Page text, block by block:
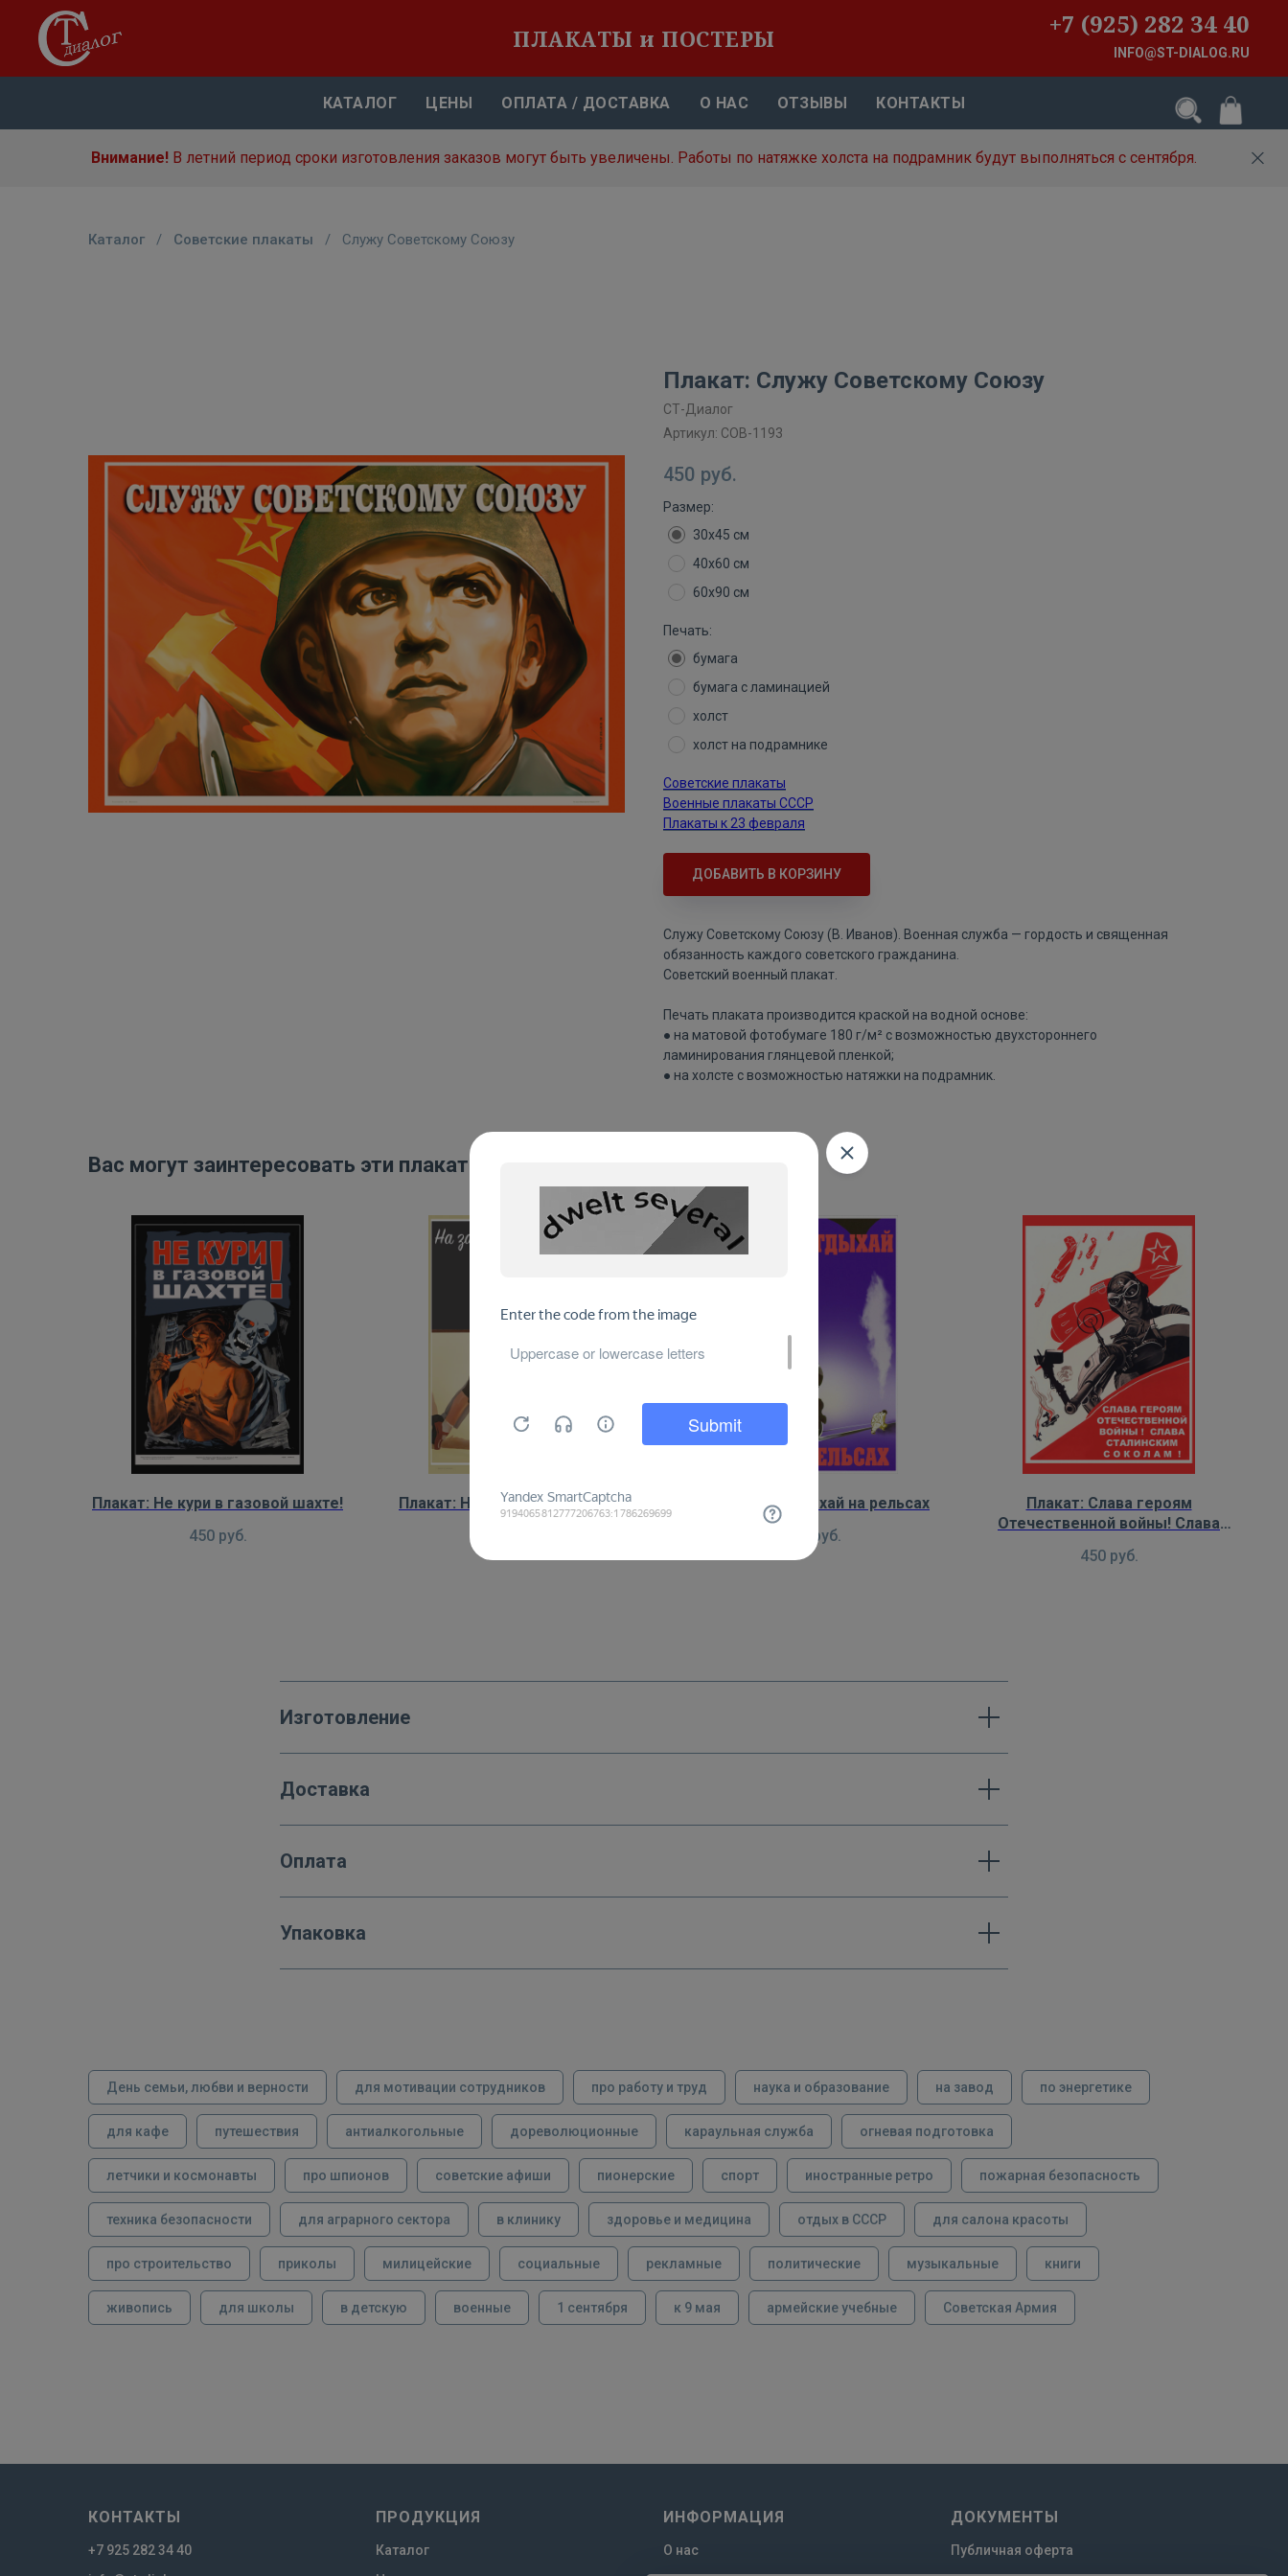
ПЛАКАТЫ и ПОСТЕРЫ +7 (925) 282 34 40
INFO@ST-DIALOG.RU
КАТАЛОГ ЦЕНЫ ОПЛАТА / ДОСТАВКА О НАС ОТЗЫВЫ КОНТАКТЫ
Внимание! В летний период сроки изготовления заказов могут быть увеличены. Работы по натяжке холста на подрамник будут выполняться с сентября.
Каталог / Советские плакаты / Служу Советскому Союзу
Плакат: Служу Советскому Союзу
СТ-Диалог
Артикул: СОВ-1193
450 руб.
Размер:
30х45 см
40х60 см
60х90 см
Печать:
бумага
бумага с ламинацией
холст
холст на подрамнике
Советские плакаты
Военные плакаты СССР
Плакаты к 23 февраля
ДОБАВИТЬ В КОРЗИНУ
Служу Советскому Союзу (В. Иванов). Военная служба — гордость и священная
обязанность каждого советского гражданина.
Советский военный плакат.
Печать плаката производится краской на водной основе:
● на матовой фотобумаге 180 г/м² с возможностью двухстороннего
ламинирования глянцевой пленкой;
● на холсте с возможностью натяжки на подрамник.
Вас могут заинтересовать эти плакаты:
Плакат: Не кури в газовой шахте!
450 руб.
Плакат: На зарядку становись!
Плакат: Не отдыхай на рельсах
руб.
Плакат: Слава героям
Отечественной войны! Слава
450 руб.
Изготовление
Доставка
Оплата
Упаковка
День семьи, любви и верности для мотивации сотрудников про работу и труд наука и образование на завод по энергетике
для кафе путешествия антиалкогольные дореволюционные караульная служба огневая подготовка
летчики и космонавты про шпионов советские афиши пионерские спорт иностранные ретро пожарная безопасность
техника безопасности для аграрного сектора в клинику здоровье и медицина отдых в СССР для салона красоты
про строительство приколы милицейские социальные рекламные политические музыкальные книги
живопись для школы в детскую военные 1 сентября к 9 мая армейские учебные Советская Армия
КОНТАКТЫ
+7 925 282 34 40
ПРОДУКЦИЯ
Каталог
ИНФОРМАЦИЯ
О нас
ДОКУМЕНТЫ
Публичная оферта